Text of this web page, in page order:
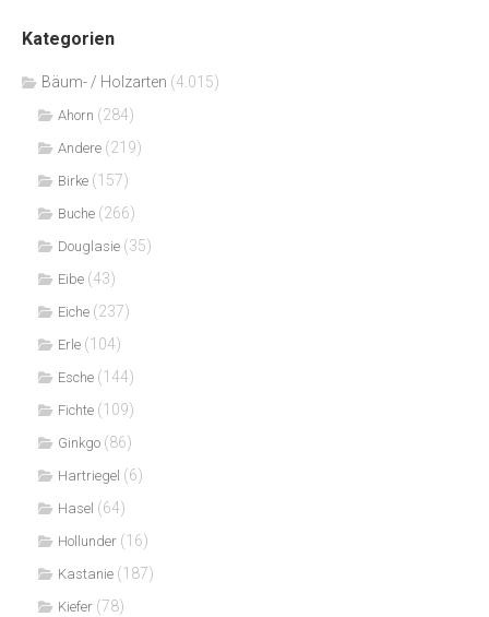
Kategorien
Bäum- / Holzarten (4.015)
Ahorn (284)
Andere (219)
Birke (157)
Buche (266)
Douglasie (35)
Eibe (43)
Eiche (237)
Erle (104)
Esche (144)
Fichte (109)
Ginkgo (86)
Hartriegel (6)
Hasel (64)
Hollunder (16)
Kastanie (187)
Kiefer (78)